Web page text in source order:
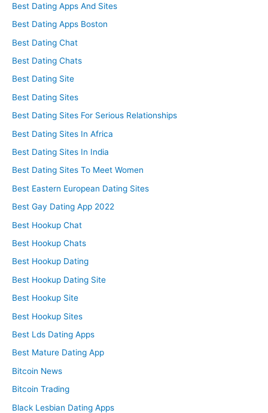
Best Dating Apps And Sites
Best Dating Apps Boston
Best Dating Chat
Best Dating Chats
Best Dating Site
Best Dating Sites
Best Dating Sites For Serious Relationships
Best Dating Sites In Africa
Best Dating Sites In India
Best Dating Sites To Meet Women
Best Eastern European Dating Sites
Best Gay Dating App 2022
Best Hookup Chat
Best Hookup Chats
Best Hookup Dating
Best Hookup Dating Site
Best Hookup Site
Best Hookup Sites
Best Lds Dating Apps
Best Mature Dating App
Bitcoin News
Bitcoin Trading
Black Lesbian Dating Apps